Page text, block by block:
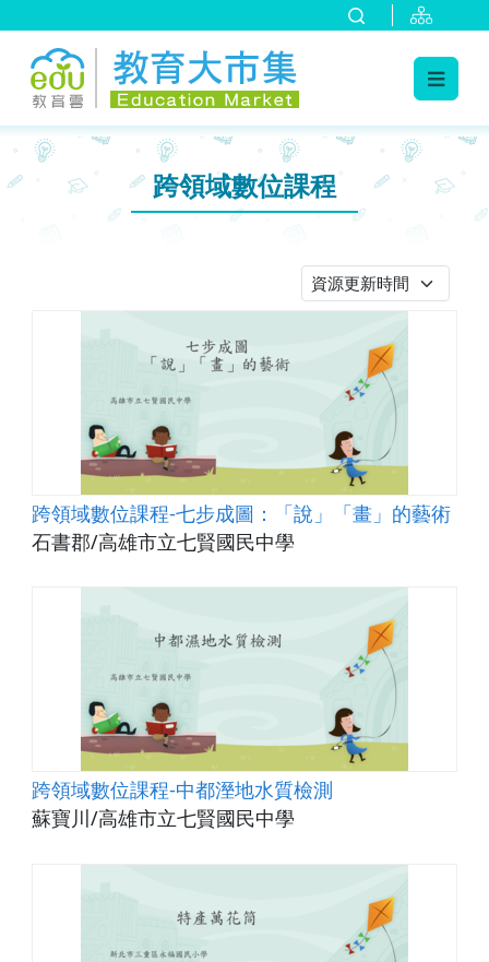
::: 跨領域數位課程
跨領域數位課程-七步成圖：「說」「畫」的藝術
石書郡/高雄市立七賢國民中學
跨領域數位課程-中都溼地水質檢測
蘇寶川/高雄市立七賢國民中學